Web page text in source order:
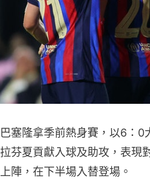
巴塞隆拿季前熱身賽，以6：
拉芬夏貢獻入球及助攻，表現
上陣，在下半場入替登場。